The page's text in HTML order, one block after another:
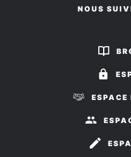
NOUS
ESPACE